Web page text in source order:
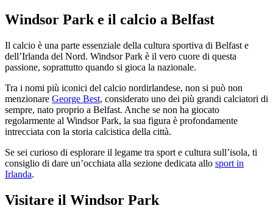
Windsor Park e il calcio a Belfast
Il calcio è una parte essenziale della cultura sportiva di Belfast e
dell’Irlanda del Nord. Windsor Park è il vero cuore di questa
passione, soprattutto quando si gioca la nazionale.
Tra i nomi più iconici del calcio nordirlandese, non si può non
menzionare George Best, considerato uno dei più grandi calciatori di
sempre, nato proprio a Belfast. Anche se non ha giocato
regolarmente al Windsor Park, la sua figura è profondamente
intrecciata con la storia calcistica della città.
Se sei curioso di esplorare il legame tra sport e cultura sull’isola, ti
consiglio di dare un’occhiata alla sezione dedicata allo sport in
Irlanda.
Visitare il Windsor Park